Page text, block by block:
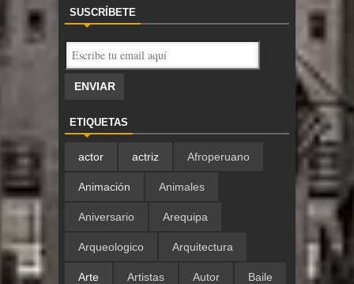
SUSCRÍBETE
ETIQUETAS
actor actriz Afroperuano
Animación Animales
Aniversario Arequipa
Arqueologico Arquitectura
Arte Artistas Autor Baile